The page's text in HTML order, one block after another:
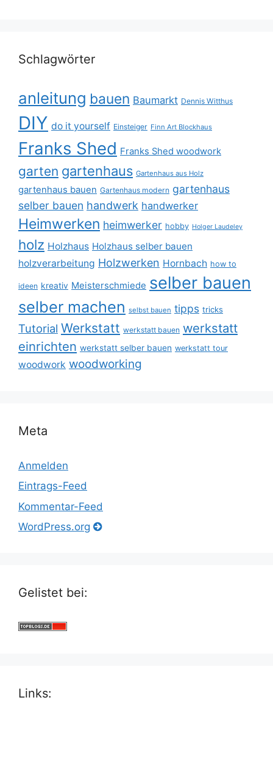
Schlagwörter
anleitung bauen Baumarkt Dennis Witthus
DIY do it yourself Einsteiger Finn Art Blockhaus
Franks Shed Franks Shed woodwork
garten gartenhaus Gartenhaus aus Holz
gartenhaus bauen Gartenhaus modern gartenhaus
selber bauen handwerk handwerker
Heimwerken heimwerker hobby Holger Laudeley
holz Holzhaus Holzhaus selber bauen
holzverarbeitung Holzwerken Hornbach how to
ideen kreativ Meisterschmiede selber bauen
selber machen selbst bauen tipps tricks
Tutorial Werkstatt werkstatt bauen werkstatt
einrichten werkstatt selber bauen werkstatt tour
woodwork woodworking
Meta
Anmelden
Eintrags-Feed
Kommentar-Feed
WordPress.org
Gelistet bei:
Links: